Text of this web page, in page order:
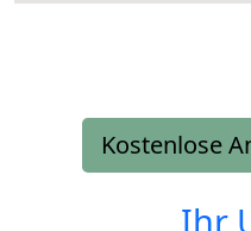
Kostenlose
Ihr